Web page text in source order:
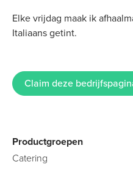
Elke vrijdag maak ik
Italiaans getint.
Claim deze
Productgroepen
Catering